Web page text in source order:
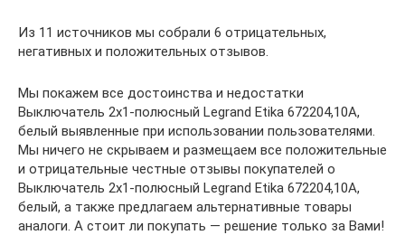
Из 11 источников мы собрали 6 отрицательных,
негативных и положительных отзывов.
Мы покажем все достоинства и недостатки
Выключатель 2х1-полюсный Legrand Etika 672204,10А,
белый выявленные при использовании пользователями.
Мы ничего не скрываем и размещаем все положительные
и отрицательные честные отзывы покупателей о
Выключатель 2х1-полюсный Legrand Etika 672204,10А,
белый, а также предлагаем альтернативные товары
аналоги. А стоит ли покупать — решение только за Вами!